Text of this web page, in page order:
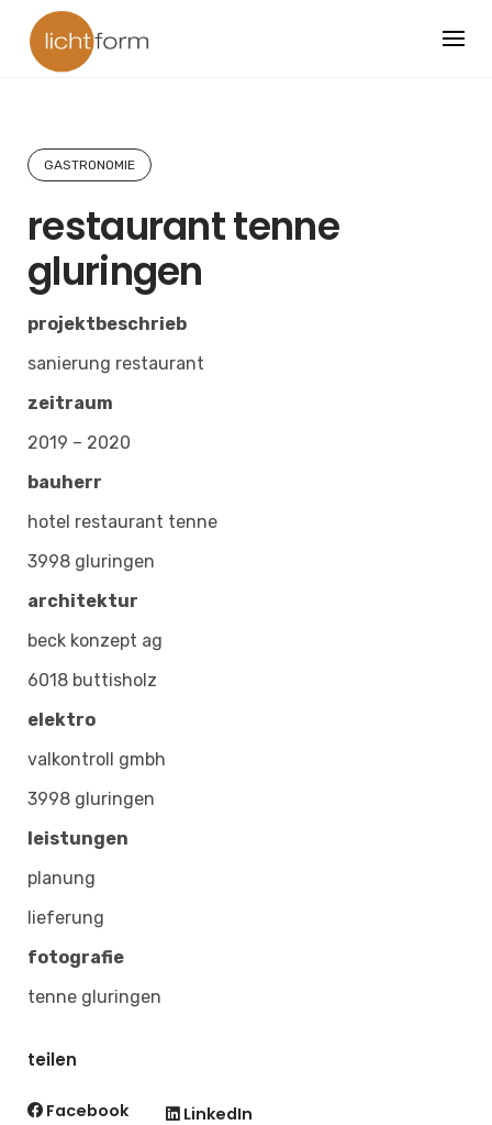
content
GASTRONOMIE
restaurant tenne
gluringen
projektbeschrieb
sanierung restaurant
zeitraum
2019 – 2020
bauherr
hotel restaurant tenne
3998 gluringen
architektur
beck konzept ag
6018 buttisholz
elektro
valkontroll gmbh
3998 gluringen
leistungen
planung
lieferung
fotografie
tenne gluringen
teilen
Facebook LinkedIn